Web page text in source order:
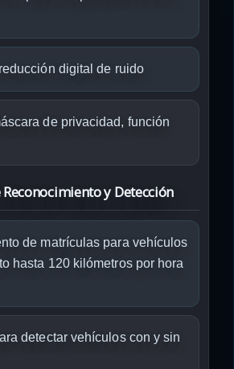
digital de ruido
de privacidad, función
y Detección
de matrículas para vehículos
hasta 120 kilómetros por hora
detectar vehículos con y sin